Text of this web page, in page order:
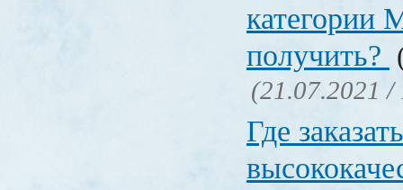
категории
получить?
(21.07.2021 /
Где заказать